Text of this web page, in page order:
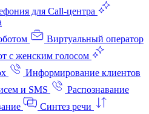
для Call-центра
Виртуальный оператор
с женским голосом
Информирование клиентов
и SMS
Распознавание
Синтез речи